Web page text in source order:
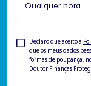
Qualquer hora
Privacy
Declaro que aceito a
que os meus dados
formas de poupança,
Doutor Finanças